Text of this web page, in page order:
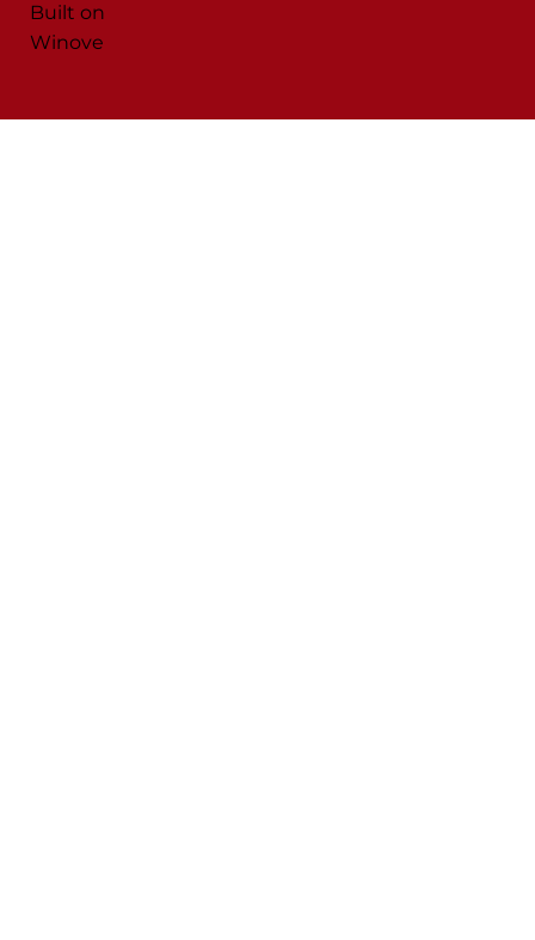
Built on
Winove